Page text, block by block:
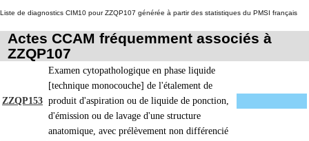
17.2
L'examen anatomopathologique, inclut : l'examen macroscopique et
17.2
L'examen anatomopathologique d'un organe inclut : l'examen du feuillet
viscéral de son éventuelle séreuse
L'examen anatomopathologique de pièce d'exérèse inclut : l'échantillonnage,
la fixation, l'inclusion, la préparation microscopique avec une coloration
standard à base d'hémalun ou d'hématoxyline-éosine ou de phloxine avec ou
sans safran, avec ou sans photographie, l'interprétation, les éventuels
réexamens aux divers stades de réalisation, le compte rendu, le codage
Liste de diagnostics CIM10 pour ZZQP107 générée à partir des statistiques du PMSI français
Actes CCAM fréquemment associés à
ZZQP107
ZZQP153
Examen cytopathologique en phase liquide
[technique monocouche] de l'étalement de
produit d'aspiration ou de liquide de ponction,
d'émission ou de lavage d'une structure
anatomique, avec prélèvement non différencié